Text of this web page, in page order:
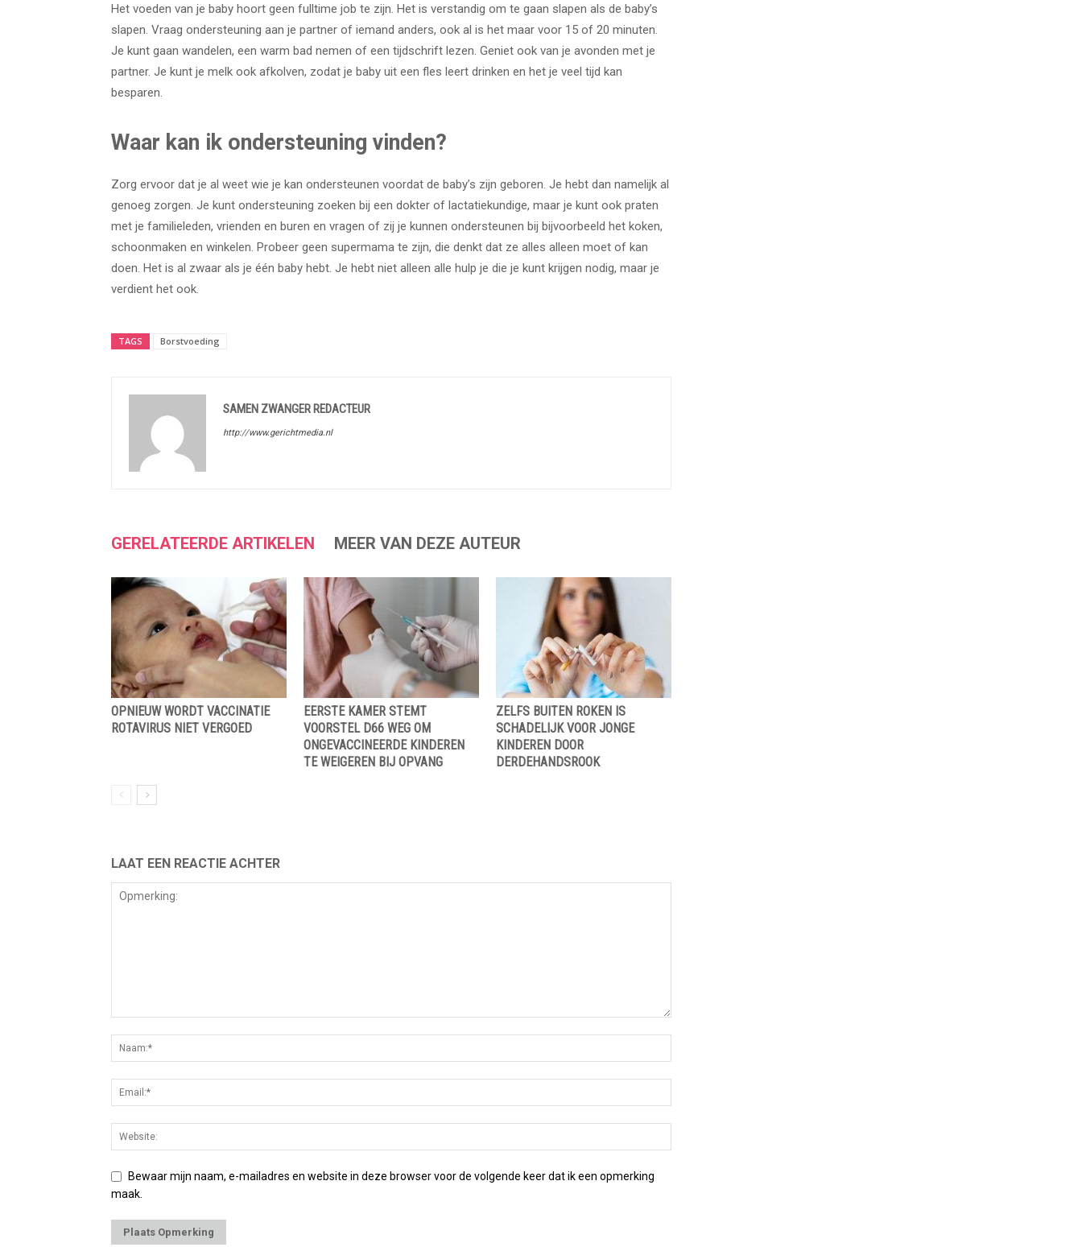
Het voeden van je baby hoort geen fulltime job te zijn. Het is verstandig om te gaan slapen als de baby’s
slapen. Vraag ondersteuning aan je partner of iemand anders, ook al is het maar voor 15 of 20 minuten.
Je kunt gaan wandelen, een warm bad nemen of een tijdschrift lezen. Geniet ook van je avonden met je
partner. Je kunt je melk ook afkolven, zodat je baby uit een fles leert drinken en het je veel tijd kan
besparen.
Waar kan ik ondersteuning vinden?
Zorg ervoor dat je al weet wie je kan ondersteunen voordat de baby’s zijn geboren. Je hebt dan namelijk al
genoeg zorgen. Je kunt ondersteuning zoeken bij een dokter of lactatiekundige, maar je kunt ook praten
met je familieleden, vrienden en buren en vragen of zij je kunnen ondersteunen bij bijvoorbeeld het koken,
schoonmaken en winkelen. Probeer geen supermama te zijn, die denkt dat ze alles alleen moet of kan
doen. Het is al zwaar als je één baby hebt. Je hebt niet alleen alle hulp je die je kunt krijgen nodig, maar je
verdient het ook.
TAGS Borstvoeding
SAMEN ZWANGER REDACTEUR
http://www.gerichtmedia.nl
GERELATEERDE ARTIKELEN MEER VAN DEZE AUTEUR
OPNIEUW WORDT VACCINATIE
ROTAVIRUS NIET VERGOED
EERSTE KAMER STEMT
VOORSTEL D66 WEG OM
ONGEVACCINEERDE KINDEREN
TE WEIGEREN BIJ OPVANG
ZELFS BUITEN ROKEN IS
SCHADELIJK VOOR JONGE
KINDEREN DOOR
DERDEHANDSROOK
LAAT EEN REACTIE ACHTER
Bewaar mijn naam, e-mailadres en website in deze browser voor de volgende keer dat ik een opmerking
maak.